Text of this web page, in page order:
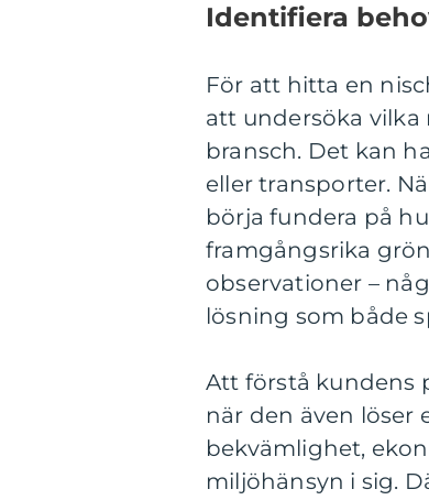
Identifiera
För att hitta en
att undersöka
bransch. Det kan
eller transporter.
börja fundera på
framgångsrika
observationer –
lösning som både
Att förstå kundens
när den även löser
bekvämlighet,
miljöhänsyn i sig.